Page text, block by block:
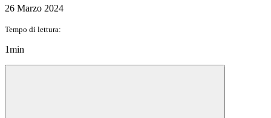
26 Marzo 2024
Tempo di lettura:
1min